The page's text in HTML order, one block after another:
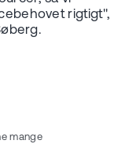
rigtigt",
mange